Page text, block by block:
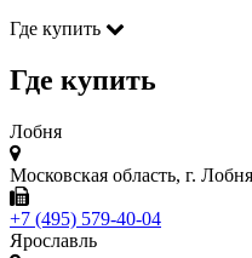
Где купить
Где купить
Лобня
Московская область, г.
+7 (495) 579-40-04
Ярославль